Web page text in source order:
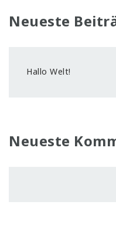
Neueste
Hallo Welt!
Neueste